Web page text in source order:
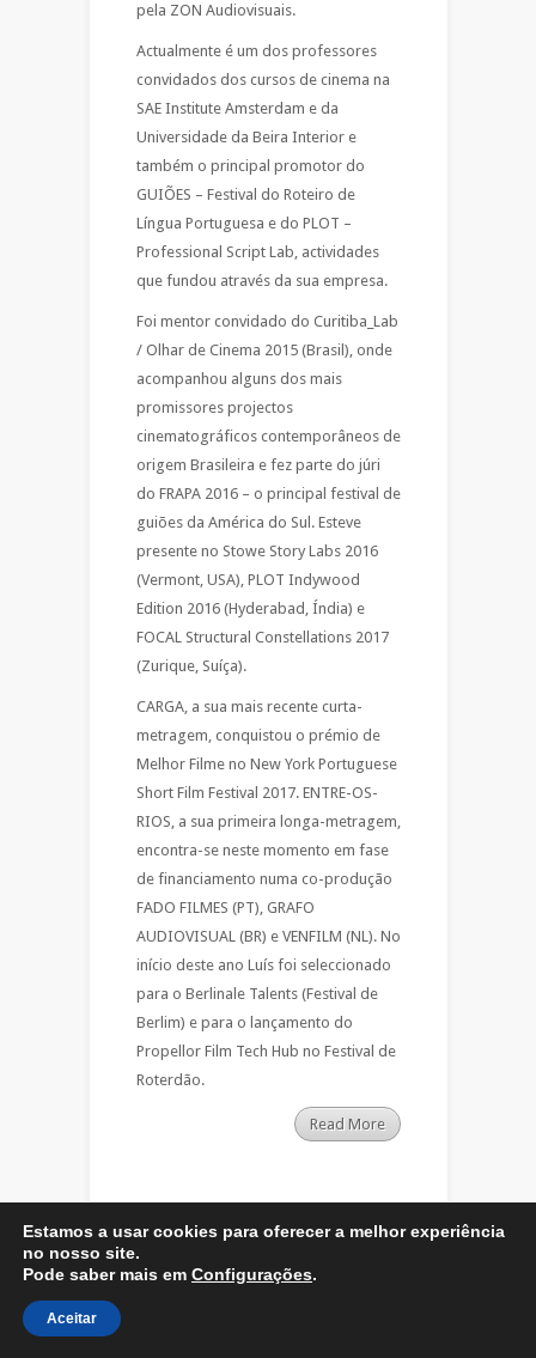
pela ZON Audiovisuais.
Actualmente é um dos professores
convidados dos cursos de cinema na
SAE Institute Amsterdam e da
Universidade da Beira Interior e
também o principal promotor do
GUIÕES – Festival do Roteiro de
Língua Portuguesa e do PLOT –
Professional Script Lab, actividades
que fundou através da sua empresa.
Foi mentor convidado do Curitiba_Lab
/ Olhar de Cinema 2015 (Brasil), onde
acompanhou alguns dos mais
promissores projectos
cinematográficos contemporâneos de
origem Brasileira e fez parte do júri
do FRAPA 2016 – o principal festival de
guiões da América do Sul. Esteve
presente no Stowe Story Labs 2016
(Vermont, USA), PLOT Indywood
Edition 2016 (Hyderabad, Índia) e
FOCAL Structural Constellations 2017
(Zurique, Suíça).
CARGA, a sua mais recente curta-
metragem, conquistou o prémio de
Melhor Filme no New York Portuguese
Short Film Festival 2017. ENTRE-OS-
RIOS, a sua primeira longa-metragem,
encontra-se neste momento em fase
de financiamento numa co-produção
FADO FILMES (PT), GRAFO
AUDIOVISUAL (BR) e VENFILM (NL). No
início deste ano Luís foi seleccionado
para o Berlinale Talents (Festival de
Berlim) e para o lançamento do
Propellor Film Tech Hub no Festival de
Roterdão.
Read More
Designed by
Estamos a usar cookies para oferecer a melhor experiência
no nosso site.
Pode saber mais em Configurações.
Aceitar